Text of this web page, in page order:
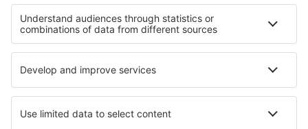
Hotels in Fleimstal Hotels an der Amalfiküste
Hotels an der Venezianischen Riviera Hotels in Illinois
Hotels in Arizona Hotels in Texas Hotels in Montana
Hotels in Banat